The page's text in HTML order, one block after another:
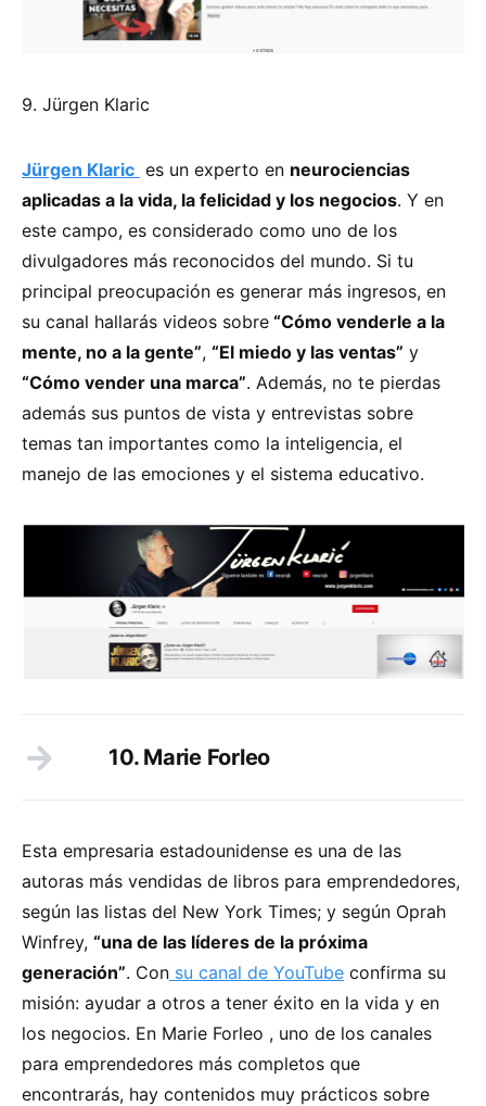
9. Jürgen Klaric
Jürgen Klaric es un experto en neurociencias
aplicadas a la vida, la felicidad y los negocios. Y en
este campo, es considerado como uno de los
divulgadores más reconocidos del mundo. Si tu
principal preocupación es generar más ingresos, en
su canal hallarás videos sobre “Cómo venderle a la
mente, no a la gente”, “El miedo y las ventas” y
“Cómo vender una marca”. Además, no te pierdas
además sus puntos de vista y entrevistas sobre
temas tan importantes como la inteligencia, el
manejo de las emociones y el sistema educativo.
10. Marie Forleo
Esta empresaria estadounidense es una de las
autoras más vendidas de libros para emprendedores,
según las listas del New York Times; y según Oprah
Winfrey, “una de las líderes de la próxima
generación”. Con su canal de YouTube confirma su
misión: ayudar a otros a tener éxito en la vida y en
los negocios. En Marie Forleo , uno de los canales
para emprendedores más completos que
encontrarás, hay contenidos muy prácticos sobre